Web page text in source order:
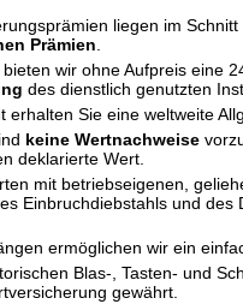
liegen im Schnitt
Prämien
wir ohne Aufpreis eine
des dienstlich genutzten
erhalten Sie eine weltweite
keine Wertnachweise
deklarierte Wert.
mit betriebseigenen,
Einbruchdiebstahls und
ermöglichen wir ein
Blas-, Tasten- und
gewährt.